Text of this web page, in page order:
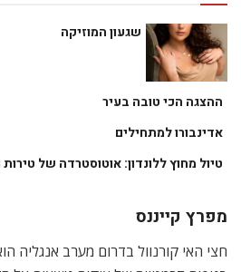
שגעון המוזיקה
ההצגה הכי טובה בעיר
אדינבורו למתחילים
טיול מחוץ ללונדון: אוטוסטרדה של
מפרץ קייננס
חצי האי קורנוול בדרום מערב אנגליה